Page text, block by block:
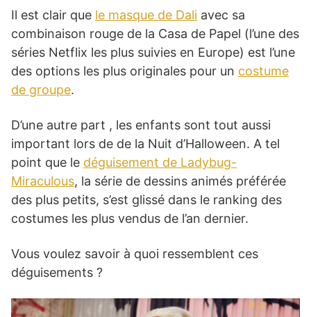
Il est clair que le masque de Dali avec sa
combinaison rouge de la Casa de Papel (l’une des
séries Netflix les plus suivies en Europe) est l’une
des options les plus originales pour un costume
de groupe.
D’une autre part , les enfants sont tout aussi
important lors de de la Nuit d’Halloween. A tel
point que le déguisement de Ladybug-
Miraculous, la série de dessins animés préférée
des plus petits, s’est glissé dans le ranking des
costumes les plus vendus de l’an dernier.
Vous voulez savoir à quoi ressemblent ces
déguisements ?